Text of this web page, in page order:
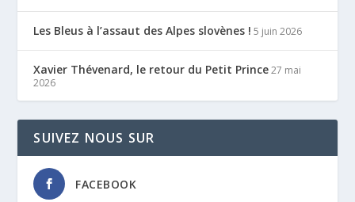
Les Bleus à l’assaut des Alpes slovènes ! 5 juin 2026
Xavier Thévenard, le retour du Petit Prince 27 mai
2026
SUIVEZ NOUS SUR
FACEBOOK